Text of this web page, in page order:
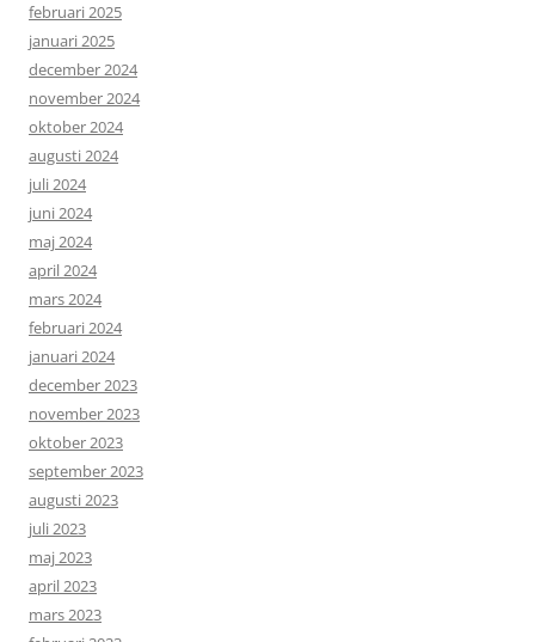
februari 2025
januari 2025
december 2024
november 2024
oktober 2024
augusti 2024
juli 2024
juni 2024
maj 2024
april 2024
mars 2024
februari 2024
januari 2024
december 2023
november 2023
oktober 2023
september 2023
augusti 2023
juli 2023
maj 2023
april 2023
mars 2023